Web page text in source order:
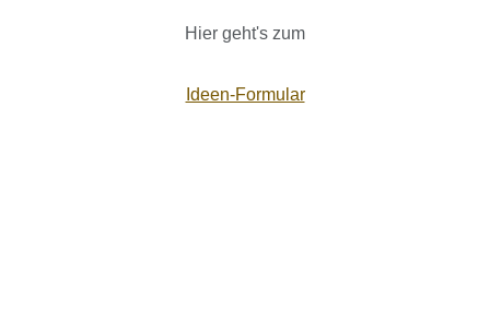
Hier geht's zum
Ideen-Formular